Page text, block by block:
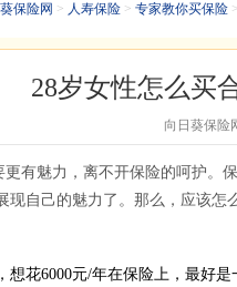
保险网 > 人寿保险 > 专家教你买保险 >
28岁女性怎么买
向日葵保险
更有魅力，离不开保险的呵护。
现自己的魅力了。那么，应该怎
花6000元/年在保险上，最好是